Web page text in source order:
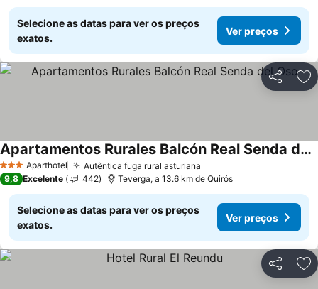
Selecione as datas para ver os preços
exatos.
Ver preços
Partilhar
3 EstrelasAparthotel Autêntica fuga rural asturiana
Apartamentos Rurales Balcón Real Senda del Oso
Ver preços
9,8 Excelente 442 Teverga, a 13.6 km de Quirós
Selecione as datas para ver os preços
exatos.
Ver preços
Partilhar